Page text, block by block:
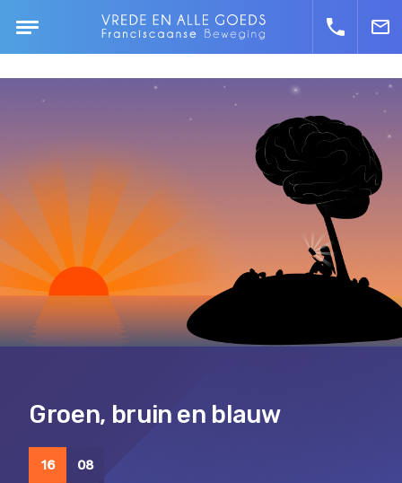
Groen, bruin en blauw
16 08